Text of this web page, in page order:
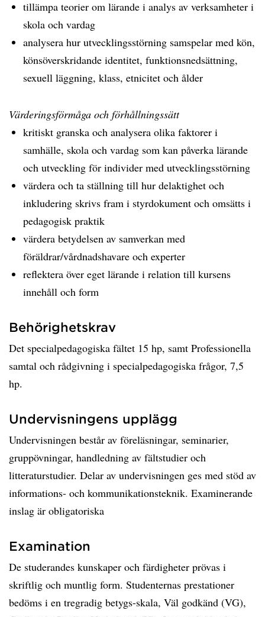
tillämpa teorier om lärande i analys av verksamheter i
skola och vardag
analysera hur utvecklingsstörning samspelar med kön,
könsöverskridande identitet, funktionsnedsättning,
sexuell läggning, klass, etnicitet och ålder
Värderingsförmåga och förhållningssätt
kritiskt granska och analysera olika faktorer i
samhälle, skola och vardag som kan påverka lärande
och utveckling för individer med utvecklingsstörning
värdera och ta ställning till hur delaktighet och
inkludering skrivs fram i styrdokument och omsätts i
pedagogisk praktik
värdera betydelsen av samverkan med
föräldrar/vårdnadshavare och experter
reflektera över eget lärande i relation till kursens
innehåll och form
Behörighetskrav
Det specialpedagogiska fältet 15 hp, samt Professionella
samtal och rådgivning i specialpedagogiska frågor, 7,5
hp.
Undervisningens upplägg
Undervisningen består av föreläsningar, seminarier,
gruppövningar, handledning av fältstudier och
litteraturstudier. Delar av undervisningen ges med stöd av
informations- och kommunikationsteknik. Examinerande
inslag är obligatoriska
Examination
De studerandes kunskaper och färdigheter prövas i
skriftlig och muntlig form. Studenternas prestationer
bedöms i en tregradig betygs-skala, Väl godkänd (VG),